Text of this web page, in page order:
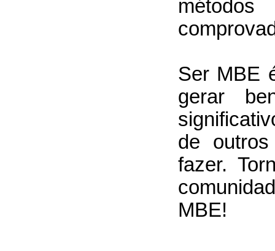
Ser MBE
gerar
de
fazer.
MBE!